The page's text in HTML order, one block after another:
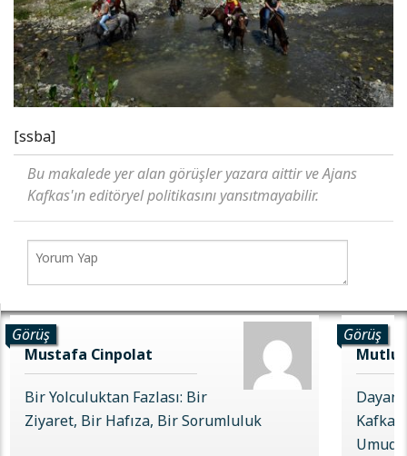
[ssba]
Bu makalede yer alan görüşler yazara aittir ve Ajans
Kafkas'ın editöryel politikasını yansıtmayabilir.
Görüş
Mustafa Cinpolat
Bir Yolculuktan Fazlası: Bir
Ziyaret, Bir Hafıza, Bir Sorumluluk
Görüş
Mutlu
Kafkas
Umudu